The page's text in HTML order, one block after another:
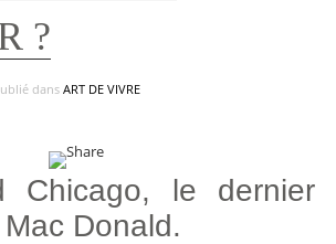
?
dans ART DE VIVRE
Chicago, le dernier
Donald.